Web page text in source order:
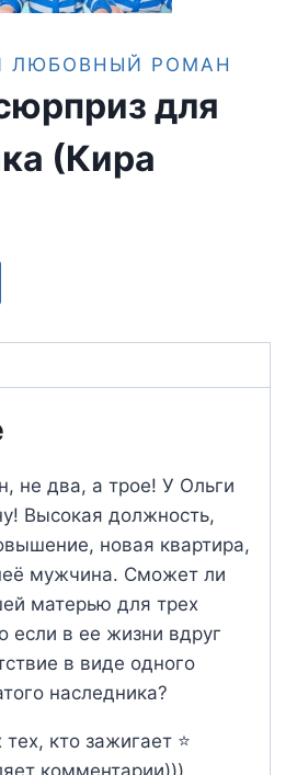
ЛЮБОВНЫЙ РОМАН
для
(Кира
не два, а трое! У Ольги
Высокая должность,
новая квартира,
мужчина. Сможет ли
матерью для трех
если в ее жизни вдруг
в виде одного
наследника?
кто зажигает ⭐
комментарии)))